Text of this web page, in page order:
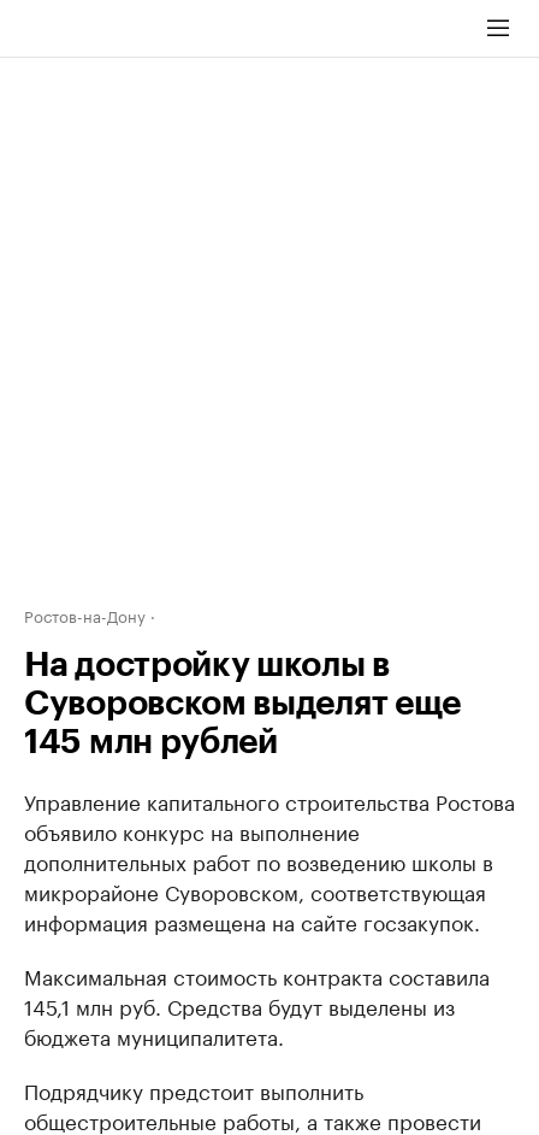
Ростов-на-Дону
На достройку школы в
Суворовском выделят еще
145 млн рублей
Управление капитального строительства Ростова
объявило конкурс на выполнение
дополнительных работ по возведению школы в
микрорайоне Суворовском, соответствующая
информация размещена на сайте госзакупок.
Максимальная стоимость контракта составила
145,1 млн руб. Средства будут выделены из
бюджета муниципалитета.
Подрядчику предстоит выполнить
общестроительные работы, а также провести